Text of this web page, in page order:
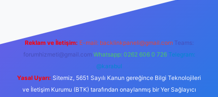
Reklam ve İletişim: E-mail: backlinkpaneli@gmail.com Teams:
forumhizmeti@gmail.com Whatsapp: 0262 606 0 726 Telegram:
@karabul
Yasal Uyarı: Sitemiz, 5651 Sayılı Kanun gereğince Bilgi Teknolojileri
ve İletişim Kurumu (BTK) tarafından onaylanmış bir Yer Sağlayıcı